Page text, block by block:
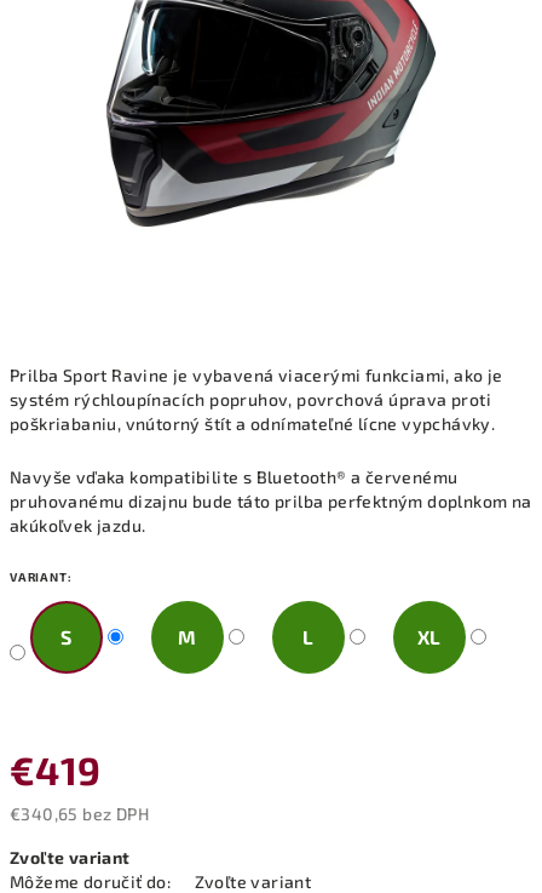
Prilba Sport Ravine je vybavená viacerými funkciami, ako je
systém rýchloupínacích popruhov, povrchová úprava proti
poškriabaniu, vnútorný štít a odnímateľné lícne vypchávky.
Navyše vďaka kompatibilite s Bluetooth® a červenému
pruhovanému dizajnu bude táto prilba perfektným doplnkom na
akúkoľvek jazdu.
VARIANT:
S M L XL
€419
€340,65 bez DPH
cena:
Zvoľte variant
Môžeme doručiť do:
Zvoľte variant
hviezdičiek.